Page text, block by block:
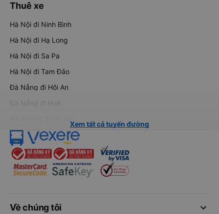
Thuê xe
Hà Nội đi Ninh Bình
Hà Nội đi Hạ Long
Hà Nội đi Sa Pa
Hà Nội đi Tam Đảo
Đà Nẵng đi Hội An
Đà Nẵng đi Huế
Xem tất cả tuyến đường
keyboard_arrow_down
Về chúng tôi